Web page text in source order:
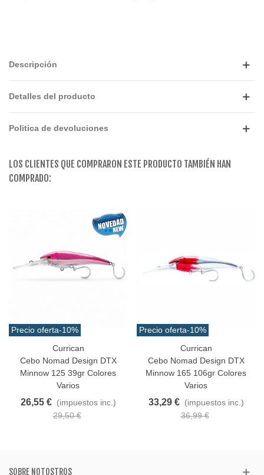
Descripción
Detalles del producto
Politica de devoluciones
LOS CLIENTES QUE COMPRARON ESTE PRODUCTO TAMBIÉN HAN
COMPRADO:
Precio oferta-10%
Currican
Cebo Nomad Design DTX
Minnow 125 39gr Colores
Varios
26,55 € (impuestos inc.)
29,50 €
Precio oferta-10%
Currican
Cebo Nomad Design DTX
Minnow 165 106gr Colores
Varios
33,29 € (impuestos inc.)
36,99 €
SOBRE NOTOSTROS